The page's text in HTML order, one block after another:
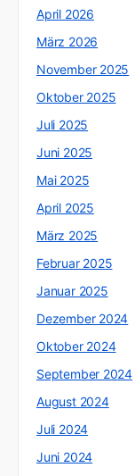
April 2026
März 2026
November 2025
Oktober 2025
Juli 2025
Juni 2025
Mai 2025
April 2025
März 2025
Februar 2025
Januar 2025
Dezember 2024
Oktober 2024
September 2024
August 2024
Juli 2024
Juni 2024